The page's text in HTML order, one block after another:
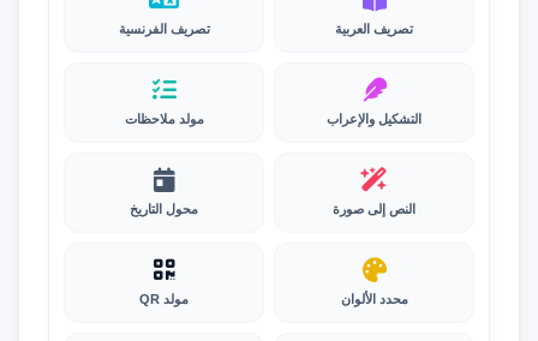
تصريف العربية تصريف الفرنسية
التشكيل والإعراب مولد ملاحظات
النص إلى صورة محول التاريخ
محدد الألوان مولد QR